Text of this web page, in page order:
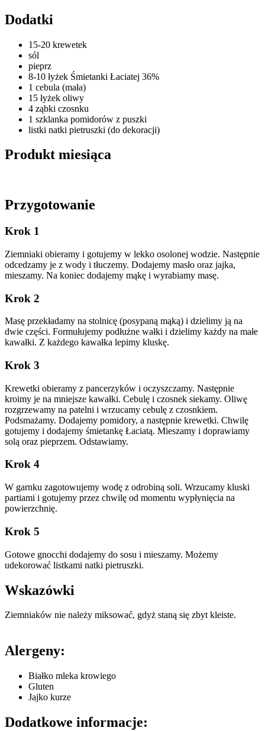
Dodatki
15-20 krewetek
sól
pieprz
8-10 łyżek Śmietanki Łaciatej 36%
1 cebula (mała)
15 łyżek oliwy
4 ząbki czosnku
1 szklanka pomidorów z puszki
listki natki pietruszki (do dekoracji)
Produkt miesiąca
Przygotowanie
Krok 1
Ziemniaki obieramy i gotujemy w lekko osolonej wodzie. Następnie
odcedzamy je z wody i tłuczemy. Dodajemy masło oraz jajka,
mieszamy. Na koniec dodajemy mąkę i wyrabiamy masę.
Krok 2
Masę przekładamy na stolnicę (posypaną mąką) i dzielimy ją na
dwie części. Formułujemy podłużne wałki i dzielimy każdy na małe
kawałki. Z każdego kawałka lepimy kluskę.
Krok 3
Krewetki obieramy z pancerzyków i oczyszczamy. Następnie
kroimy je na mniejsze kawałki. Cebulę i czosnek siekamy. Oliwę
rozgrzewamy na patelni i wrzucamy cebulę z czosnkiem.
Podsmażamy. Dodajemy pomidory, a następnie krewetki. Chwilę
gotujemy i dodajemy śmietankę Łaciatą. Mieszamy i doprawiamy
solą oraz pieprzem. Odstawiamy.
Krok 4
W garnku zagotowujemy wodę z odrobiną soli. Wrzucamy kluski
partiami i gotujemy przez chwilę od momentu wypłynięcia na
powierzchnię.
Krok 5
Gotowe gnocchi dodajemy do sosu i mieszamy. Możemy
udekorować listkami natki pietruszki.
Wskazówki
Ziemniaków nie należy miksować, gdyż staną się zbyt kleiste.
Alergeny:
Białko mleka krowiego
Gluten
Jajko kurze
Dodatkowe informacje: